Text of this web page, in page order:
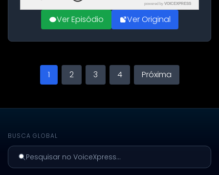
powered by VOICEXPRESS
Ver Episódio Ver Original
1 2 3 4 Próxima
BUSCA GLOBAL
Pesquisar no VoiceXpress...